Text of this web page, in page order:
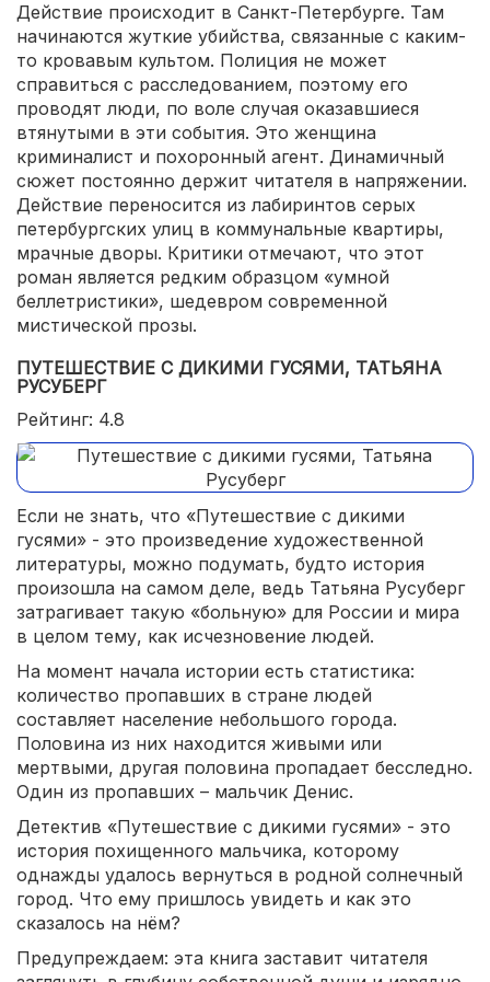
Действие происходит в Санкт-Петербурге. Там
начинаются жуткие убийства, связанные с каким-
то кровавым культом. Полиция не может
справиться с расследованием, поэтому его
проводят люди, по воле случая оказавшиеся
втянутыми в эти события. Это женщина
криминалист и похоронный агент. Динамичный
сюжет постоянно держит читателя в напряжении.
Действие переносится из лабиринтов серых
петербургских улиц в коммунальные квартиры,
мрачные дворы. Критики отмечают, что этот
роман является редким образцом «умной
беллетристики», шедевром современной
мистической прозы.
ПУТЕШЕСТВИЕ С ДИКИМИ ГУСЯМИ, ТАТЬЯНА
РУСУБЕРГ
Рейтинг: 4.8
Если не знать, что «Путешествие с дикими
гусями» - это произведение художественной
литературы, можно подумать, будто история
произошла на самом деле, ведь Татьяна Русуберг
затрагивает такую «больную» для России и мира
в целом тему, как исчезновение людей.
На момент начала истории есть статистика:
количество пропавших в стране людей
составляет население небольшого города.
Половина из них находится живыми или
мертвыми, другая половина пропадает бесследно.
Один из пропавших – мальчик Денис.
Детектив «Путешествие с дикими гусями» - это
история похищенного мальчика, которому
однажды удалось вернуться в родной солнечный
город. Что ему пришлось увидеть и как это
сказалось на нём?
Предупреждаем: эта книга заставит читателя